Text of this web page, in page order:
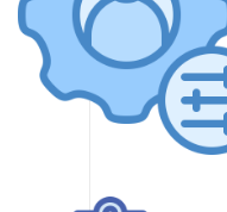
реальном
эффективность
возможных
процессе
Официальный